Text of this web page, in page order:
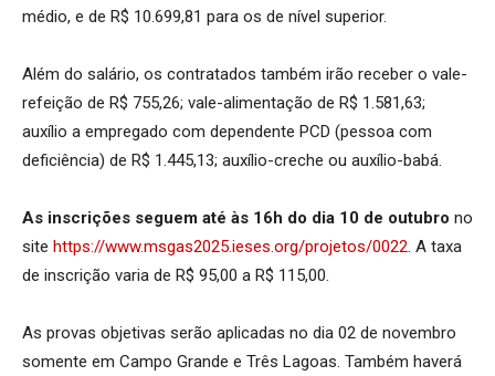
médio, e de R$ 10.699,81 para os de nível superior.
Além do salário, os contratados também irão receber o vale-
refeição de R$ 755,26; vale-alimentação de R$ 1.581,63;
auxílio a empregado com dependente PCD (pessoa com
deficiência) de R$ 1.445,13; auxílio-creche ou auxílio-babá.
As inscrições seguem até às 16h do dia 10 de outubro no
site https://www.msgas2025.ieses.org/projetos/0022. A taxa
de inscrição varia de R$ 95,00 a R$ 115,00.
As provas objetivas serão aplicadas no dia 02 de novembro
somente em Campo Grande e Três Lagoas. Também haverá